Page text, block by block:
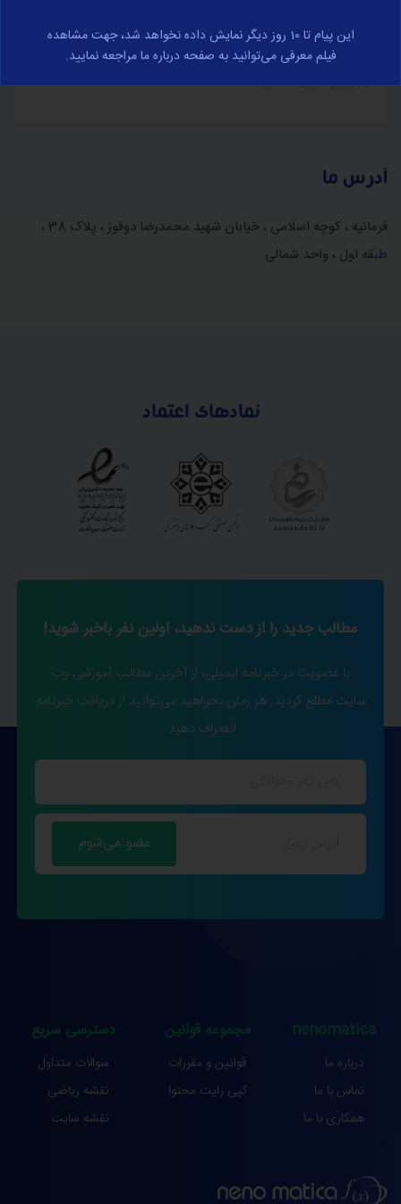
در مورد تجارت الکترونیک و با رعایت کامل قوانین جمهوری
اسلامی ایران صورت می‌پذیرد، برای مشاهده کامل وارد صفحه
قوانین و مقرارت شوید.
آدرس ما
فرمانیه ، کوچه اسلامی ، خیابان شهید محمدرضا دوقوز ، پلاک 38 ،
طبقه اول ، واحد شمالی
نمادهای اعتماد
مطالب جدید را از دست ندهید، اولین نفر باخبر شوید!
با عضویت در خبرنامه ایمیلی، از آخرین مطالب آموزشی وب
سایت مطلع گردید. هر زمان بخواهید می‌توانید از دریافت خبرنامه
انصراف دهید.
nenomatica
درباره ما
تماس با ما
همکاری با ما
مجموعه قوانین
قوانین و مقررات
کپی رایت محتوا
دسترسی سریع
سوالات متداول
نقشه ریاضی
نقشه سایت
این پیام تا 10 روز دیگر نمایش داده نخواهد شد، جهت مشاهده
فیلم معرفی می‌توانید به صفحه درباره ما مراجعه نمایید.